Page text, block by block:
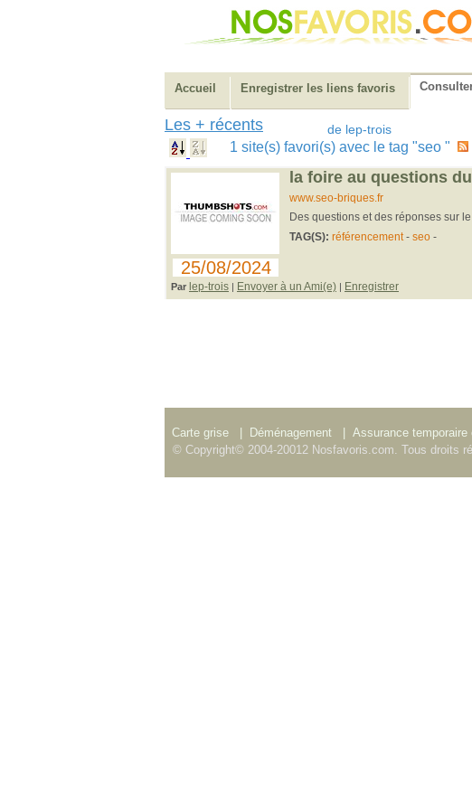
Accueil Enregistrer les liens favoris
Les + récents de lep-trois
1 site(s) favori(s) avec le tag "seo "
25/08/2024
la foire au questions
www.seo-briques.fr
Des questions et des réponses sur
TAG(S): référencement- seo -
Par lep-trois | Envoyer à un Ami(e) | Enregistrer
Carte grise Déménagement Assurance temporaire
© Copyright© 2004-20012 Nosfavoris.com. Tous droits